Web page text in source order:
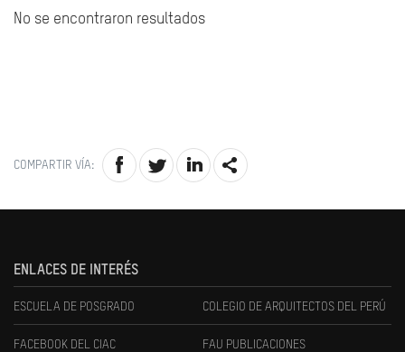
No se encontraron resultados
COMPARTIR VÍA:
ENLACES DE INTERÉS
ESCUELA DE POSGRADO COLEGIO DE ARQUITECTOS DEL PERÚ
FACEBOOK DEL CIAC FAU PUBLICACIONES